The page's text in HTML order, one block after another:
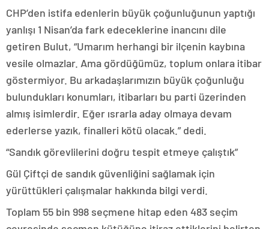
CHP’den istifa edenlerin büyük çoğunluğunun yaptığı
yanlışı 1 Nisan’da fark edeceklerine inancını dile
getiren Bulut, “Umarım herhangi bir ilçenin kaybına
vesile olmazlar. Ama gördüğümüz, toplum onlara itibar
göstermiyor. Bu arkadaşlarımızın büyük çoğunluğu
bulundukları konumları, itibarları bu parti üzerinden
almış isimlerdir. Eğer ısrarla aday olmaya devam
ederlerse yazık, finalleri kötü olacak.” dedi.
“Sandık görevlilerini doğru tespit etmeye çalıştık”
Gül Çiftçi de sandık güvenliğini sağlamak için
yürüttükleri çalışmalar hakkında bilgi verdi.
Toplam 55 bin 998 seçmene hitap eden 483 seçim